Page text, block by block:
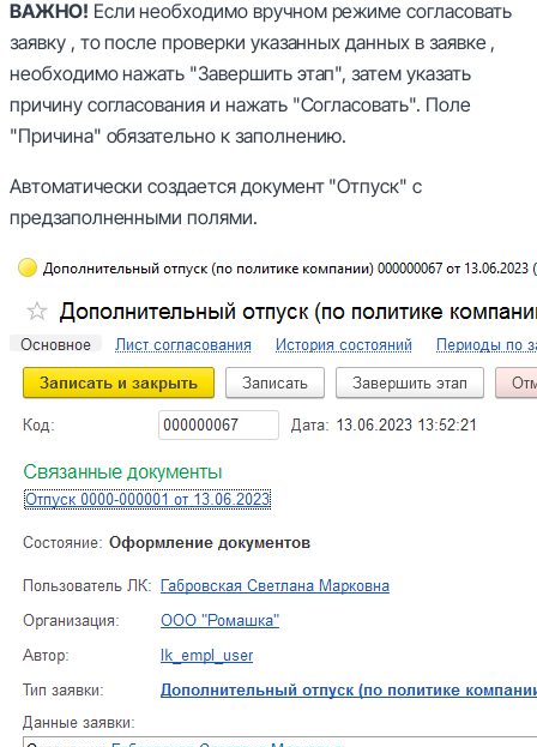
ВАЖНО! Если необходимо вручном режиме согласовать
заявку , то после проверки указанных данных в заявке ,
необходимо нажать "Завершить этап", затем указать
причину согласования и нажать "Согласовать". Поле
"Причина" обязательно к заполнению.
Автоматически создается документ "Отпуск" с
предзаполненными полями.